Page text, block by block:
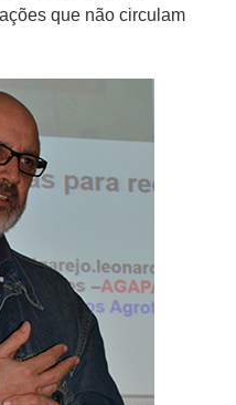
que não circulam